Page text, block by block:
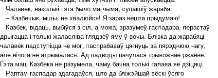
Чалавек, наколькі гэта было магчыма, супакоіў жарабя:
– Казбечык, мілы, не хвалюйся! Я зараз нешта прыдумаю!
Казбек, відаць, выбіўся з сіл, а можа, зразумеў гаспадара, перастаў
дрыгацца і толькі жаласліва глядзеў яму ў вочы. Блізка да жарабяці
чалавек падступіцца не мог, паспрабаваў цягнуць за пярэднюю нагу,
але нічога не атрымалася. Ад падводы пачулася трывожнае ржанне.
Гэта маці Казбека не разумела, чаму бачна толькі галава яе дзіцяці.
Раптам гаспадар здагадаўся, што да бліжэйшай вёскі ўсяго